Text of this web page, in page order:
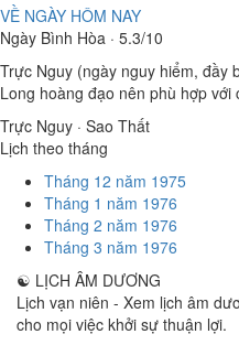
VỀ NGÀY HÔM NAY
Ngày Bình Hòa · 5.3/10
Trực Nguy (ngày nguy hiểm, đầy
Long hoàng đạo nên phù hợp với
Trực Nguy · Sao Thất
Lịch theo tháng
Tháng 12 năm 1975
Tháng 1 năm 1976
Tháng 2 năm 1976
Tháng 3 năm 1976
☯ LỊCH ÂM DƯƠNG
Lịch vạn niên - Xem lịch âm
cho mọi việc khởi sự thuận lợi.